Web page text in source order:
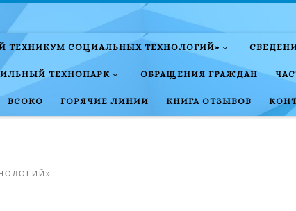
ТЕХНИКУМ СОЦИАЛЬНЫХ ТЕХНОЛОГИЙ»
ТЕХНОПАРК ОБРАЩЕНИЯ ГРАЖДАН
ВСОКО ГОРЯЧИЕ ЛИНИИ КНИГА ОТЗЫВОВ